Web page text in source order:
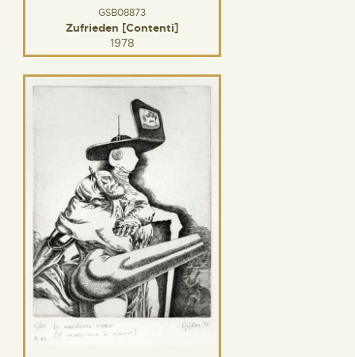
GSB08873
Zufrieden [Contenti]
1978